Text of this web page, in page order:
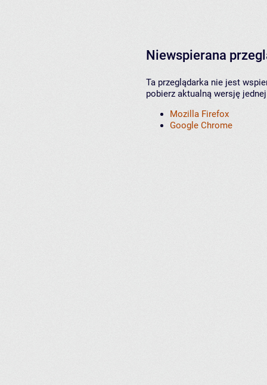
Niewspierana
Ta przeglądarka nie jest
pobierz aktualną wersję
Mozilla Firefox
Google Chrome